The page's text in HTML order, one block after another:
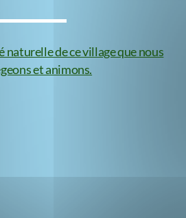
naturelle de ce village que nous
et animons.